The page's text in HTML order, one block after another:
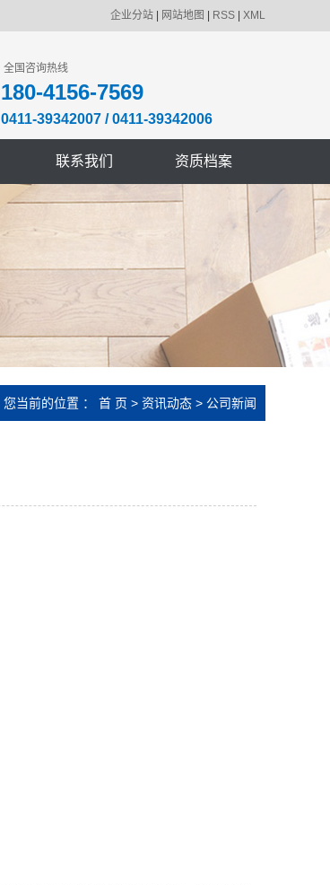
企业分站 网站地图 RSS XML
全国咨询热线
180-4156-7569
0411-39342007 / 0411-39342006
联系我们 资质档案
您当前的位置 ： 首 页 > 资讯动态 > 公司新闻